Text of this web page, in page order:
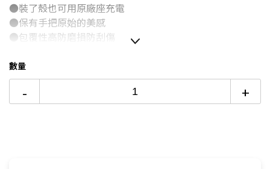
12期
24期
●裝了殼也可用原廠座充電
●保有手把原始的美感
●包覆性高防磨損防刮傷
數量
- +